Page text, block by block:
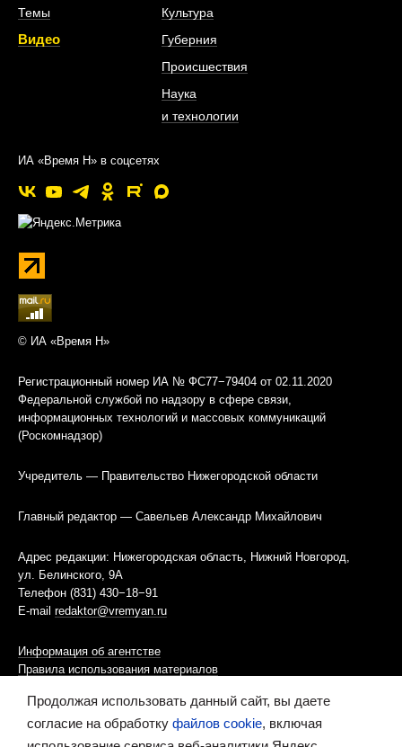
Темы
Видео
Культура
Губерния
Происшествия
Наука
и технологии
ИА «Время Н» в соцсетях
© ИА «Время Н»
Регистрационный номер ИА № ФС77−79404 от 02.11.2020
Федеральной службой по надзору в сфере связи,
информационных технологий и массовых коммуникаций
(Роскомнадзор)
Учредитель — Правительство Нижегородской области
Главный редактор — Савельев Александр Михайлович
Адрес редакции: Нижегородская область, Нижний Новгород,
ул. Белинского, 9А
Телефон (831) 430−18−91
E-mail redaktor@vremyan.ru
Информация об агентстве
Правила использования материалов
Информационная политика использования «cookies»-файлов
Продолжая использовать данный сайт, вы даете
согласие на обработку файлов cookie, включая